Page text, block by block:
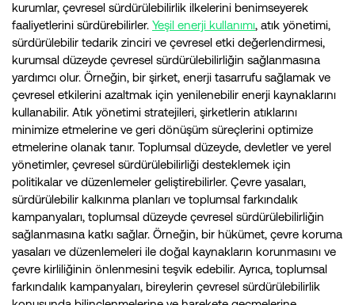
kurumlar, çevresel sürdürülebilirlik ilkelerini benimseyerek
faaliyetlerini sürdürebilirler. Yeşil enerji kullanımı, atık yönetimi,
sürdürülebilir tedarik zinciri ve çevresel etki değerlendirmesi,
kurumsal düzeyde çevresel sürdürülebilirliğin sağlanmasına
yardımcı olur. Örneğin, bir şirket, enerji tasarrufu sağlamak ve
çevresel etkilerini azaltmak için yenilenebilir enerji kaynaklarını
kullanabilir. Atık yönetimi stratejileri, şirketlerin atıklarını
minimize etmelerine ve geri dönüşüm süreçlerini optimize
etmelerine olanak tanır. Toplumsal düzeyde, devletler ve yerel
yönetimler, çevresel sürdürülebilirliği desteklemek için
politikalar ve düzenlemeler geliştirebilirler. Çevre yasaları,
sürdürülebilir kalkınma planları ve toplumsal farkındalık
kampanyaları, toplumsal düzeyde çevresel sürdürülebilirliğin
sağlanmasına katkı sağlar. Örneğin, bir hükümet, çevre koruma
yasaları ve düzenlemeleri ile doğal kaynakların korunmasını ve
çevre kirliliğinin önlenmesini teşvik edebilir. Ayrıca, toplumsal
farkındalık kampanyaları, bireylerin çevresel sürdürülebilirlik